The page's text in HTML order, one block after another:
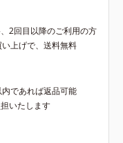
2回目以降のご利用の方
上げで、送料無料
であれば返品可能
いたします